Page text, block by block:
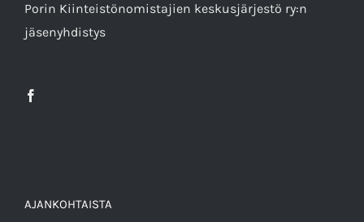
Porin Kiinteistönomistajien keskusjärjestö ry:n
jäsenyhdistys
AJANKOHTAISTA